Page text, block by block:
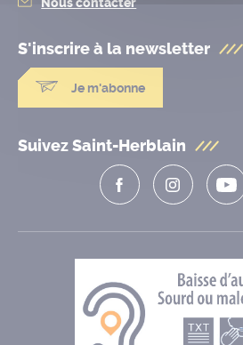
Nous contacter
S'inscrire à la newsletter
Je m'abonne
Suivez Saint-Herblain